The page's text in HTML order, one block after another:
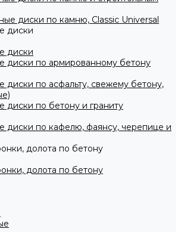
диски по камню, Classic Universal
диски
диски
диски по армированному бетону
диски по асфальту, свежему бетону,
диски по бетону и граниту
диски по кафелю, фаянсу, черепице и
долота по бетону
долота по бетону